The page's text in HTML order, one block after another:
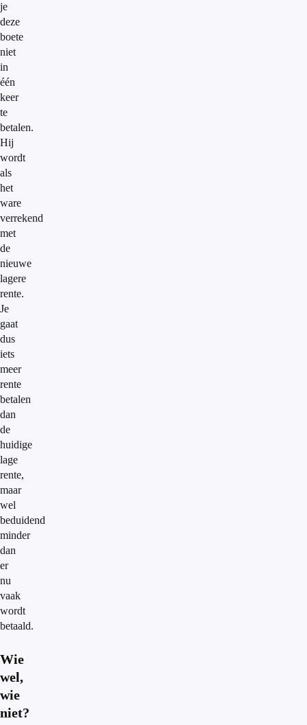
je
deze
boete
niet
in
één
keer
te
betalen.
Hij
wordt
als
het
ware
verrekend
met
de
nieuwe
lagere
rente.
Je
gaat
dus
iets
meer
rente
betalen
dan
de
huidige
lage
rente,
maar
wel
beduidend
minder
dan
er
nu
vaak
wordt
betaald.
Wie
wel,
wie
niet?